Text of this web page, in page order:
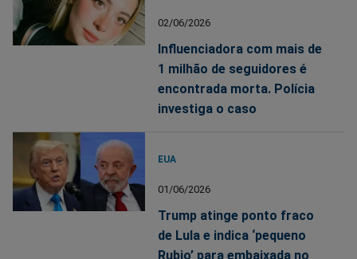
02/06/2026
Influenciadora com mais de
1 milhão de seguidores é
encontrada morta. Polícia
investiga o caso
EUA
01/06/2026
Trump atinge ponto fraco
de Lula e indica ‘pequeno
Rubio’ para embaixada no